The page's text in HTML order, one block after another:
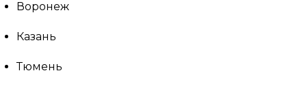
Воронеж
Казань
Тюмень